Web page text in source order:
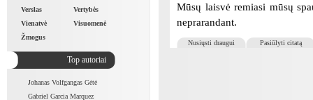
Verslas
Vertybės
Vienatvė
Visuomenė
Žmogus
Top autoriai
Johanas Volfgangas Gėtė
Gabriel Garcia Marquez
Mūsų laisvė remiasi mūsų
neprarandant.
Nusiųsti draugui Pasiūlyti citatą